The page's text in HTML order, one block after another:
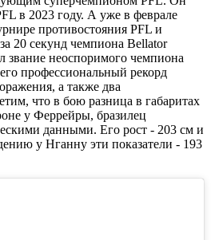
в 2023 году. А уже в феврале
противостояния PFL и
20 секунд чемпиона Bellator
звание неоспоримого чемпиона
профессиональный рекорд
а также два
что в бою разница в габаритах
у Феррейры, бразилец
данными. Его рост - 203 см и
у Нганну эти показатели - 193